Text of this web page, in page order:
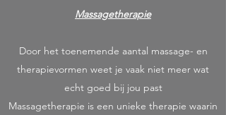
Massagetherapie
Door het toenemende aantal massage- en
therapievormen weet je vaak niet meer wat
echt goed bij jou past
Massagetherapie is een unieke therapie waarin